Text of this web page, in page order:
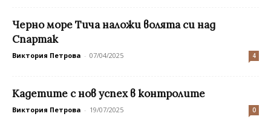
Черно море Тича наложи волята си над
Спартак
Виктория Петрова - 07/04/2025 4
Кадетите с нов успех в контролите
Виктория Петрова - 19/07/2025 0